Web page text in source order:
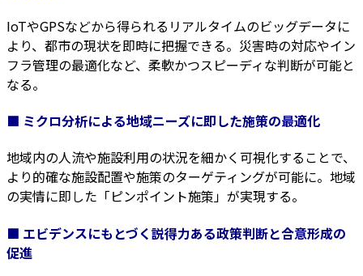
IoTやGPSなどから得られるリアルタイムのビッグデータに
より、都市の現状を即時に把握できる。災害時の対応やイン
フラ管理の最適化など、柔軟かつスピーディな判断が可能と
なる。
■ ミクロ分析による地域ニーズに即した施策の最適化
地域内の人流や施設利用の状況を細かく可視化することで、
より的確な施設配置や施策のターゲティングが可能に。地域
の実情に即した「ピンポイント施策」が実現する。
■ エビデンスにもとづく説得力ある政策判断と合意形成の
促進